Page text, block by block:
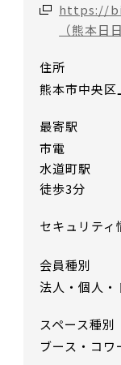
https://
（熊本日
住所
熊本市中央
最寄駅
市電
水道町駅
徒歩3分
セキュリティ
会員種別
法人・個人・
スペース種別
ブース・コ